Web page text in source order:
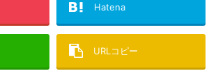
Hatena
URLコピー